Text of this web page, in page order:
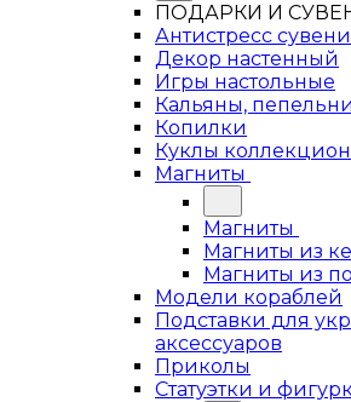
ПОДАРКИ И
Антистресс
Декор настенный
Игры настольные
Кальяны,
Копилки
Куклы
Магниты
Магниты
Магниты из
Магниты из
Модели кораблей
Подставки для
аксессуаров
Приколы
Статуэтки и